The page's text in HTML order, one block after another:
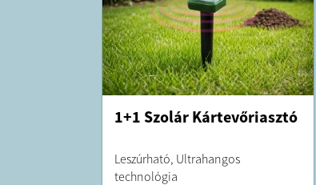
1+1 Szolár Kártevőriasztó
Leszúrható, Ultrahangos
technológia